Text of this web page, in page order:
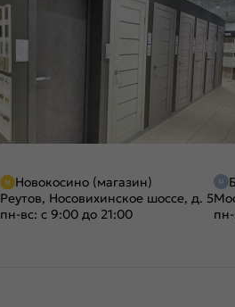
Новокосино (магазин)
Реутов, Носовихинское шоссе, д. 5
пн-вс: с 9:00 до 21:00